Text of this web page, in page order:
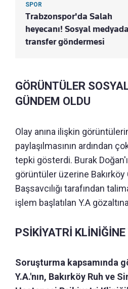
SPOR
Trabzonspor'da Salah
heyecanı! Sosyal
transfer göndermesi
GÖRÜNTÜLER
GÜNDEM OLDU
Olay anına ilişkin
paylaşılmasının ardından
tepki gösterdi. Burak
görüntüler üzerine
Başsavcılığı tarafından
işlem başlatılan Y.A gözaltına
PSİKİYATRİ
Soruşturma kapsamında
Y.A.'nın, Bakırköy Ruh ve